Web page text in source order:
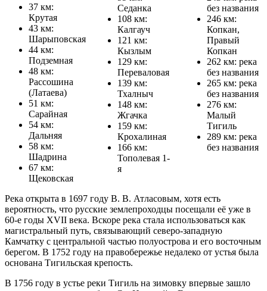
37 км:
Крутая
43 км:
Шарыповская
44 км:
Подземная
48 км:
Рассошина
(Латаева)
51 км:
Сарайная
54 км:
Дальняя
58 км:
Шадрина
67 км:
Щековская
Седанка
108 км:
Калгауч
121 км:
Кызлым
129 км:
Переваловая
139 км:
Тхалныч
148 км:
Жгачка
159 км:
Крохалиная
166 км:
Тополевая 1-
я
без названия
246 км:
Копкан,
Правый
Копкан
262 км: река
без названия
265 км: река
без названия
276 км:
Малый
Тигиль
289 км: река
без названия
Река открыта в 1697 году В. В. Атласовым, хотя есть
вероятность, что русские землепроходцы посещали её уже в
60-е годы XVII века. Вскоре река стала использоваться как
магистральный путь, связывающий северо-западную
Камчатку с центральной частью полуострова и его восточным
берегом. В 1752 году на правобережье недалеко от устья была
основана Тигильская крепость.
В 1756 году в устье реки Тигиль на зимовку впервые зашло